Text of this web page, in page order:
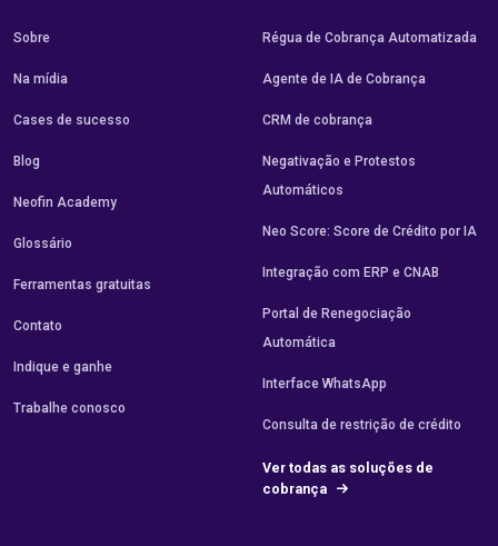
Sobre
Na mídia
Cases de sucesso
Blog
Neofin Academy
Glossário
Ferramentas gratuitas
Contato
Indique e ganhe
Trabalhe conosco
Régua de Cobrança Automatizada
Agente de IA de Cobrança
CRM de cobrança
Negativação e Protestos
Automáticos
Neo Score: Score de Crédito por IA
Integração com ERP e CNAB
Portal de Renegociação
Automática
Interface WhatsApp
Consulta de restrição de crédito
Ver todas as soluções de
cobrança